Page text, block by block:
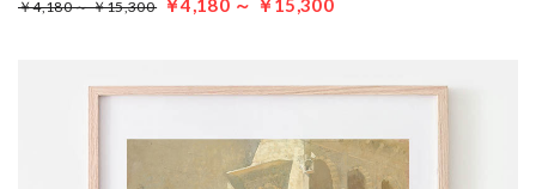
￥4,180 ～ ￥15,300 ￥4,180 ～ ￥15,300